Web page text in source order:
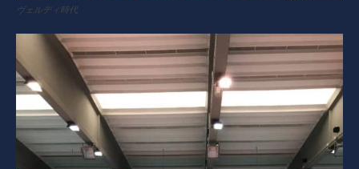
ヴェルディ時代